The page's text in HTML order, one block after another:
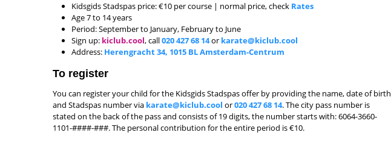
Kidsgids Stadspas price: €10 per course | normal price, check Rates
Age 7 to 14 years
Period: September to January, February to June
Sign up: kiclub.cool, call020 427 68 14or karate@kiclub.cool
Address: Herengracht 34, 1015 BL Amsterdam-Centrum
To register
You can register your child for the Kidsgids Stadspas offer by providing the name, date of birth
and Stadspas number via karate@kiclub.cool or020 427 68 14. The city pass number is
stated on the back of the pass and consists of 19 digits, the number starts with: 6064-3660-
1101-####-###. The personal contribution for the entire period is €10.